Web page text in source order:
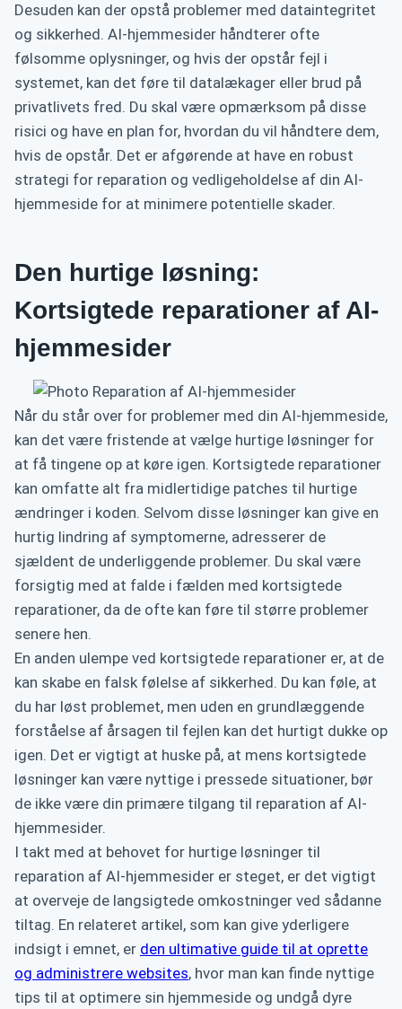
Desuden kan der opstå problemer med dataintegritet
og sikkerhed. AI-hjemmesider håndterer ofte
følsomme oplysninger, og hvis der opstår fejl i
systemet, kan det føre til datalækager eller brud på
privatlivets fred. Du skal være opmærksom på disse
risici og have en plan for, hvordan du vil håndtere dem,
hvis de opstår. Det er afgørende at have en robust
strategi for reparation og vedligeholdelse af din AI-
hjemmeside for at minimere potentielle skader.
Den hurtige løsning:
Kortsigtede reparationer af AI-
hjemmesider
Når du står over for problemer med din AI-hjemmeside,
kan det være fristende at vælge hurtige løsninger for
at få tingene op at køre igen. Kortsigtede reparationer
kan omfatte alt fra midlertidige patches til hurtige
ændringer i koden. Selvom disse løsninger kan give en
hurtig lindring af symptomerne, adresserer de
sjældent de underliggende problemer. Du skal være
forsigtig med at falde i fælden med kortsigtede
reparationer, da de ofte kan føre til større problemer
senere hen.
En anden ulempe ved kortsigtede reparationer er, at de
kan skabe en falsk følelse af sikkerhed. Du kan føle, at
du har løst problemet, men uden en grundlæggende
forståelse af årsagen til fejlen kan det hurtigt dukke op
igen. Det er vigtigt at huske på, at mens kortsigtede
løsninger kan være nyttige i pressede situationer, bør
de ikke være din primære tilgang til reparation af AI-
hjemmesider.
I takt med at behovet for hurtige løsninger til
reparation af AI-hjemmesider er steget, er det vigtigt
at overveje de langsigtede omkostninger ved sådanne
tiltag. En relateret artikel, som kan give yderligere
indsigt i emnet, er den ultimative guide til at oprette
og administrere websites, hvor man kan finde nyttige
tips til at optimere sin hjemmeside og undgå dyre